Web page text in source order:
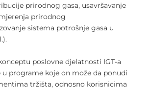
prirodnog gasa, usavršavanje
prirodnog
sistema potrošnje gasa u
poslovne djelatnosti IGT-a
programe koje on može da ponudi
tržišta, odnosno korisnicima